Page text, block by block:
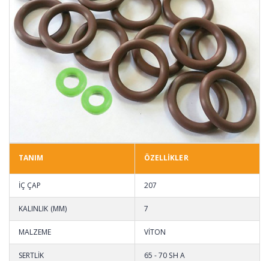
TANIM ÖZELLİKLER
İÇ ÇAP 207
KALINLIK (MM) 7
MALZEME VİTON
SERTLİK 65 - 70 SH A